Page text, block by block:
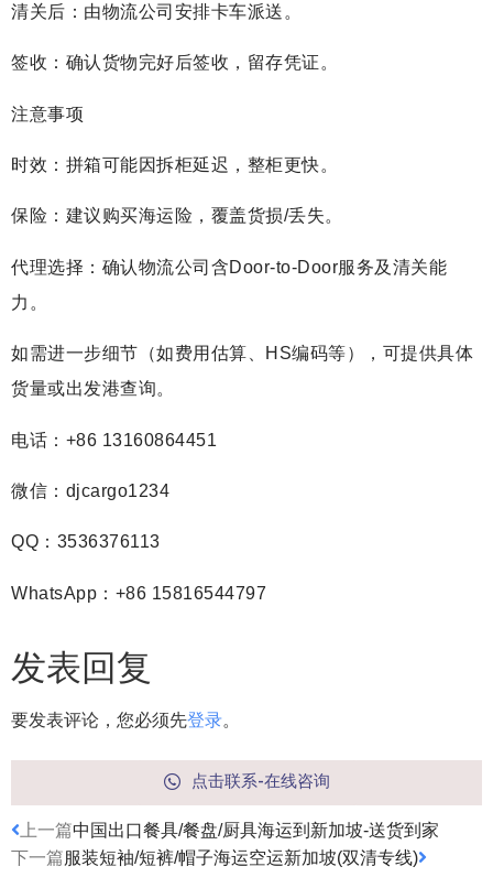
清关后：由物流公司安排卡车派送。
签收：确认货物完好后签收，留存凭证。
注意事项
时效：拼箱可能因拆柜延迟，整柜更快。
保险：建议购买海运险，覆盖货损/丢失。
代理选择：确认物流公司含Door-to-Door服务及清关能
力。
如需进一步细节（如费用估算、HS编码等），可提供具体
货量或出发港查询。
电话：+86 13160864451
微信：djcargo1234
QQ：3536376113
WhatsApp：+86 15816544797
发表回复
要发表评论，您必须先登录。
点击联系-在线咨询
上一篇中国出口餐具/餐盘/厨具海运到新加坡-送货到家
下一篇服装短袖/短裤/帽子海运空运新加坡(双清专线)